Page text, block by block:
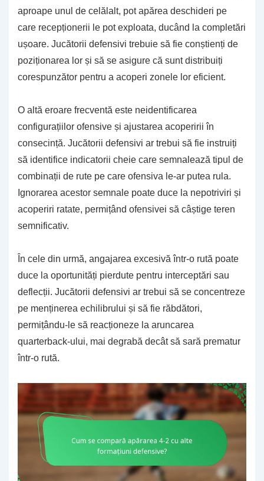
aproape unul de celălalt, pot apărea deschideri pe
care recepționerii le pot exploata, ducând la completări
ușoare. Jucătorii defensivi trebuie să fie conștienți de
poziționarea lor și să se asigure că sunt distribuiți
corespunzător pentru a acoperi zonele lor eficient.
O altă eroare frecventă este neidentificarea
configurațiilor ofensive și ajustarea acoperirii în
consecință. Jucătorii defensivi ar trebui să fie instruiți
să identifice indicatorii cheie care semnalează tipul de
combinații de rute pe care ofensiva le-ar putea rula.
Ignorarea acestor semnale poate duce la nepotriviri și
acoperiri ratate, permițând ofensivei să câștige teren
semnificativ.
În cele din urmă, angajarea excesivă într-o rută poate
duce la oportunități pierdute pentru interceptări sau
deflecții. Jucătorii defensivi ar trebui să se concentreze
pe menținerea echilibrului și să fie răbdători,
permițându-le să reacționeze la aruncarea
quarterback-ului, mai degrabă decât să sară prematur
într-o rută.